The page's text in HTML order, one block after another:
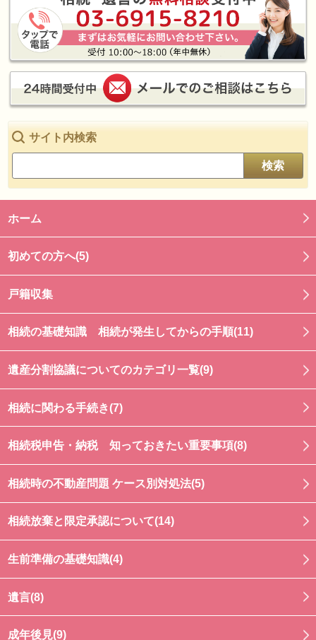
サイト内検索
検索
ホーム
初めての方へ(5)
戸籍収集
相続の基礎知識 相続が発生してからの手順(11)
遺産分割協議についてのカテゴリ一覧(9)
相続に関わる手続き(7)
相続税申告・納税 知っておきたい重要事項(8)
相続時の不動産問題 ケース別対処法(5)
相続放棄と限定承認について(14)
生前準備の基礎知識(4)
遺言(8)
成年後見(9)